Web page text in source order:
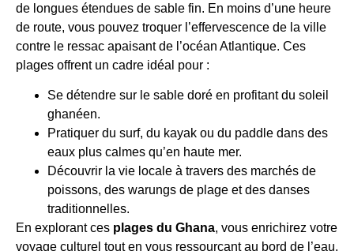
de longues étendues de sable fin. En moins d’une heure
de route, vous pouvez troquer l’effervescence de la ville
contre le ressac apaisant de l’océan Atlantique. Ces
plages offrent un cadre idéal pour :
Se détendre sur le sable doré en profitant du soleil
ghanéen.
Pratiquer du surf, du kayak ou du paddle dans des
eaux plus calmes qu’en haute mer.
Découvrir la vie locale à travers des marchés de
poissons, des warungs de plage et des danses
traditionnelles.
En explorant ces plages du Ghana, vous enrichirez votre
voyage culturel tout en vous ressourçant au bord de l’eau.